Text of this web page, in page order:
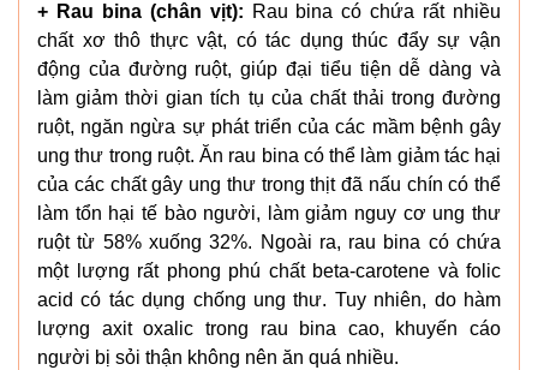
+ Rau bina (chân vịt): Rau bina có chứa rất nhiều
chất xơ thô thực vật, có tác dụng thúc đẩy sự vận
động của đường ruột, giúp đại tiểu tiện dễ dàng và
làm giảm thời gian tích tụ của chất thải trong đường
ruột, ngăn ngừa sự phát triển của các mầm bệnh gây
ung thư trong ruột. Ăn rau bina có thể làm giảm tác hại
của các chất gây ung thư trong thịt đã nấu chín có thể
làm tổn hại tế bào người, làm giảm nguy cơ ung thư
ruột từ 58% xuống 32%. Ngoài ra, rau bina có chứa
một lượng rất phong phú chất beta-carotene và folic
acid có tác dụng chống ung thư. Tuy nhiên, do hàm
lượng axit oxalic trong rau bina cao, khuyến cáo
người bị sỏi thận không nên ăn quá nhiều.